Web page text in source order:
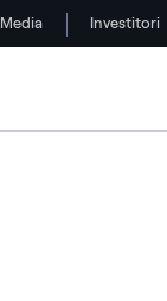
Media Investitori